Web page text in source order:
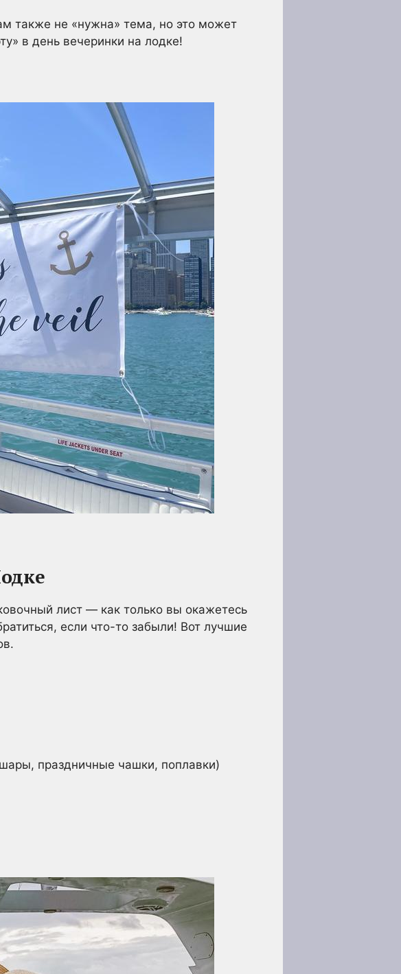
также не «нужна» тема, но это может
в день вечеринки на лодке!
лист — как только вы окажетесь
если что-то забыли! Вот лучшие
праздничные чашки, поплавки)